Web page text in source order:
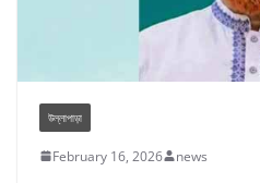
উল্লাপাড়া
February 16, 2026 news